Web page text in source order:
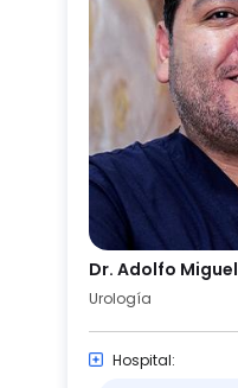
Dr. Adolfo
Urología
Hospital: